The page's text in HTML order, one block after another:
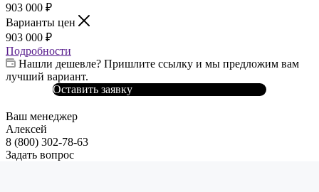
903 000 ₽
Варианты цен
903 000 ₽
Подробности
Нашли дешевле? Пришлите ссылку и мы предложим вам
лучший вариант.
Оставить заявку
Ваш менеджер
Алексей
8 (800) 302-78-63
Задать вопрос